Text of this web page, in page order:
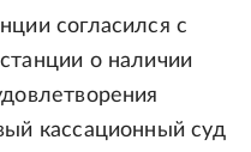
согласился с
о наличии
кассационный суд